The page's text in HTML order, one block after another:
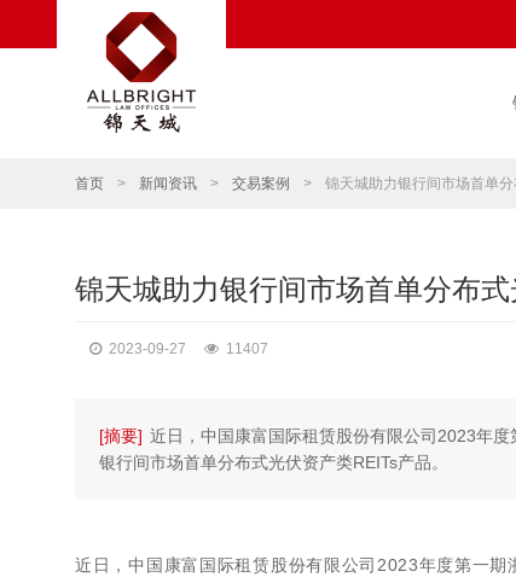
首页 > 新闻资讯 > 交易案例 > 锦天城助力银行间市场首单
锦天城助力银行间市场首单分布
2023-09-27 11407
[摘要] 近日，中国康富国际租赁股份有限公司2023年
银行间市场首单分布式光伏资产类REITs产品。
近日，中国康富国际租赁股份有限公司2023年度第一